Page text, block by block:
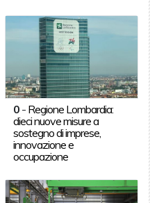
0 - Regione Lombardia:
dieci nuove misure a
sostegno di imprese,
innovazione e
occupazione